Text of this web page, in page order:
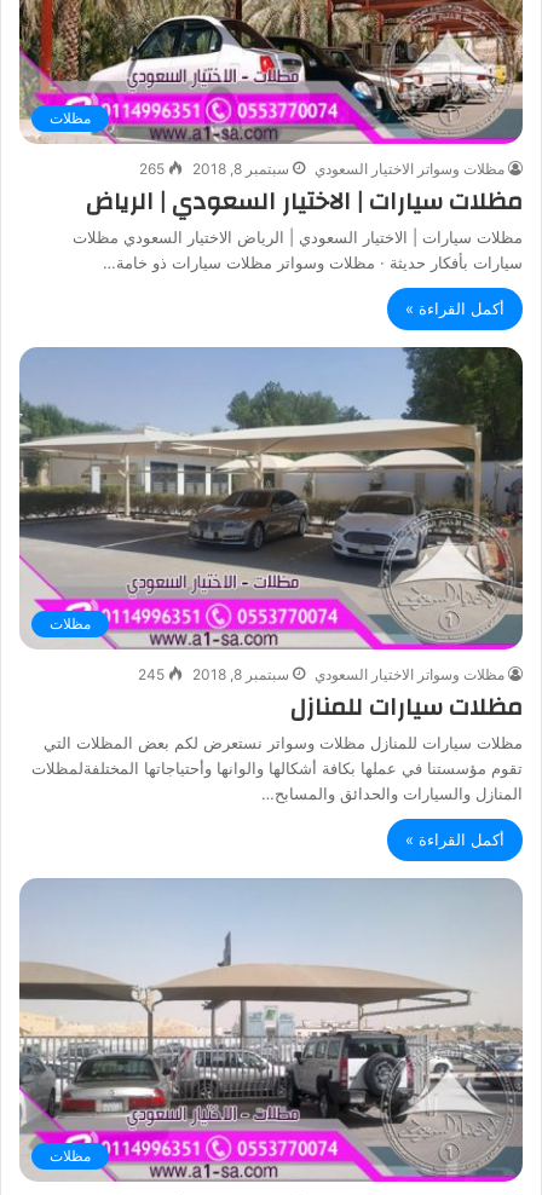
مظلات
مظلات وسواتر الاختيار السعودي سبتمبر 8, 2018 265
مظلات سيارات | الاختيار السعودي | الرياض
مظلات سيارات | الاختيار السعودي | الرياض الاختيار السعودي مظلات
سيارات بأفكار حديثة · مظلات وسواتر مظلات سيارات ذو خامة…
أكمل القراءة »
مظلات
مظلات وسواتر الاختيار السعودي سبتمبر 8, 2018 245
مظلات سيارات للمنازل
مظلات سيارات للمنازل مظلات وسواتر نستعرض لكم بعض المظلات التي
تقوم مؤسستنا في عملها بكافة أشكالها والوانها وأحتياجاتها المختلفةلمظلات
المنازل والسيارات والحدائق والمسابح…
أكمل القراءة »
مظلات